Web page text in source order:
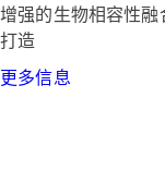
增强的生物相容性
打造
更多信息